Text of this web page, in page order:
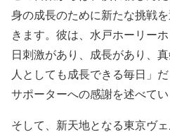
身の成長のために新たな挑戦
きます。彼は、水戸ホーリー
日刺激があり、成長があり、
人としても成長できる毎日」
サポーターへの感謝を述べてい
そして、新天地となる東京ヴ